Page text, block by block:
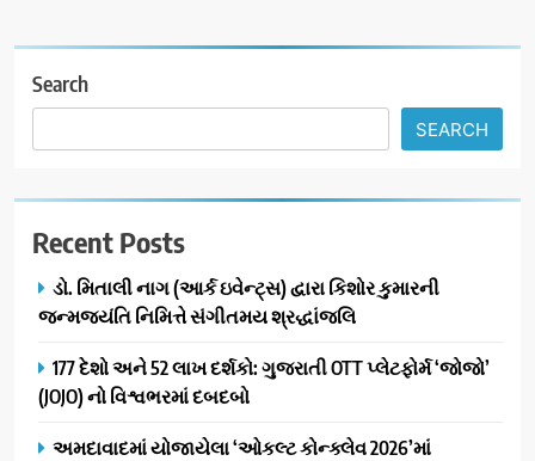
Search
SEARCH
Recent Posts
ડો. મિતાલી નાગ (આર્ક ઇવેન્ટ્સ) દ્વારા કિશોર કુમારની
જન્મજયંતિ નિમિત્તે સંગીતમય શ્રદ્ધાંજલિ
177 દેશો અને 52 લાખ દર્શકો: ગુજરાતી OTT પ્લેટફોર્મ ‘જોજો’
(JOJO) નો વિશ્વભરમાં દબદબો
અમદાવાદમાં યોજાયેલા ‘ઓકલ્ટ કોન્ક્લેવ 2026’માં